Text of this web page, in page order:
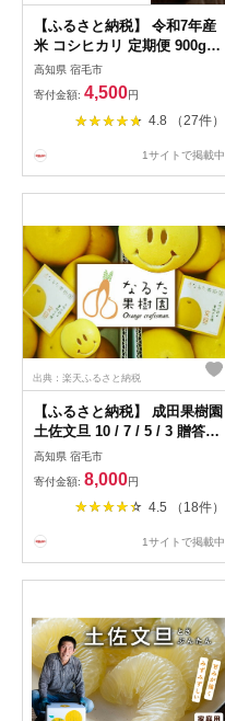
【ふるさと納税】 令和7年産
米 コシヒカリ 定期便 900g ~
10kg 5kg お米 精米 白米 こ
め おこめ 3kg 2kg 6回 12回
毎月 隔月 2025年産 R7 ふる
さと米 ご飯 一人暮らし お試
ゼント 贈答 5000円 以下 ふる
高知県 宿毛市
寄付金額: 4,500円
4.8 （27件）
1サイトで掲載中
出典：楽天ふるさと納税
【ふるさと納税】 成田果樹園
土佐文旦 10 / 7 / 5 / 3 贈答用
/ 家庭用 文旦 ぶんたん ブン
タン 柑橘 みかん フルーツ 果
物 高知県産 特産品 産地直送
贈答用 ギフト 冬 旬 甘い 果
り寄せ 産直 国産 柚子 ゆず
高知県 宿毛市
寄付金額: 8,000円
4.5 （18件）
1サイトで掲載中